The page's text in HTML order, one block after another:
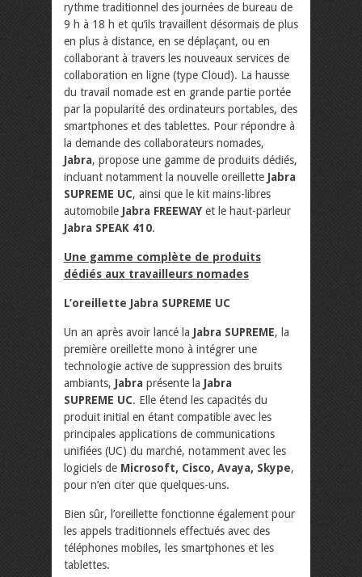
rythme traditionnel des journées de bureau de
9 h à 18 h et qu’ils travaillent désormais de plus
en plus à distance, en se déplaçant, ou en
collaborant à travers les nouveaux services de
collaboration en ligne (type Cloud). La hausse
du travail nomade est en grande partie portée
par la popularité des ordinateurs portables, des
smartphones et des tablettes. Pour répondre à
la demande des collaborateurs nomades,
Jabra, propose une gamme de produits dédiés,
incluant notamment la nouvelle oreillette Jabra
SUPREME UC, ainsi que le kit mains-libres
automobile Jabra FREEWAY et le haut-parleur
Jabra SPEAK 410.
Une gamme complète de produits
dédiés aux travailleurs nomades
L’oreillette Jabra SUPREME UC
Un an après avoir lancé la Jabra SUPREME, la
première oreillette mono à intégrer une
technologie active de suppression des bruits
ambiants, Jabra présente la Jabra
SUPREME UC. Elle étend les capacités du
produit initial en étant compatible avec les
principales applications de communications
unifiées (UC) du marché, notamment avec les
logiciels de Microsoft, Cisco, Avaya, Skype,
pour n’en citer que quelques-uns.
Bien sûr, l’oreillette fonctionne également pour
les appels traditionnels effectués avec des
téléphones mobiles, les smartphones et les
tablettes.